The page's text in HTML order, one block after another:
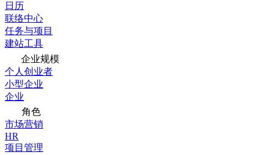
日历
联络中心
任务与项目
建站工具
企业规模
个人创业者
小型企业
企业
角色
市场营销
HR
项目管理